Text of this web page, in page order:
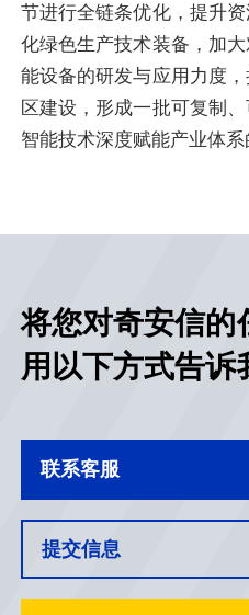
节进行全链条优化，提升
化绿色生产技术装备，加
能设备的研发与应用力度
区建设，形成一批可复制
智能技术深度赋能产业体系
将您对奇安信的
用以下方式告诉
联系客服
提交信息